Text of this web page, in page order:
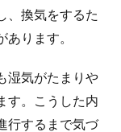
、換気をするた
あります。
湿気がたまりや
す。こうした内
行するまで気づ